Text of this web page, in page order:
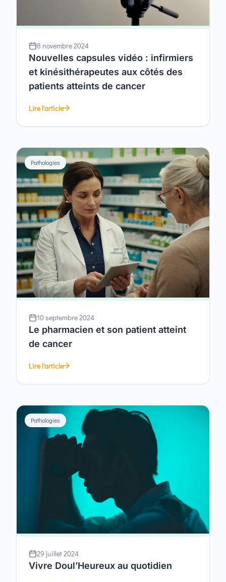
8 novembre 2024
Nouvelles capsules vidéo : infirmiers
et kinésithérapeutes aux côtés des
patients atteints de cancer
Lire l'article
Pathologies
10 septembre 2024
Le pharmacien et son patient atteint
de cancer
Lire l'article
Pathologies
29 juillet 2024
Vivre Doul’Heureux au quotidien